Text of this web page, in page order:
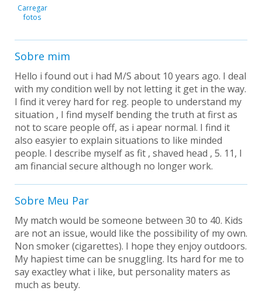
Carregar
fotos
Sobre mim
Hello i found out i had M/S about 10 years ago. I deal
with my condition well by not letting it get in the way.
I find it verey hard for reg. people to understand my
situation , I find myself bending the truth at first as
not to scare people off, as i apear normal. I find it
also easyier to explain situations to like minded
people. I describe myself as fit , shaved head , 5. 11, I
am financial secure although no longer work.
Sobre Meu Par
My match would be someone between 30 to 40. Kids
are not an issue, would like the possibility of my own.
Non smoker (cigarettes). I hope they enjoy outdoors.
My hapiest time can be snuggling. Its hard for me to
say exactley what i like, but personality maters as
much as beuty.